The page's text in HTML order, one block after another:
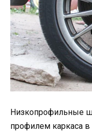
Низкопрофильные
профилем каркаса